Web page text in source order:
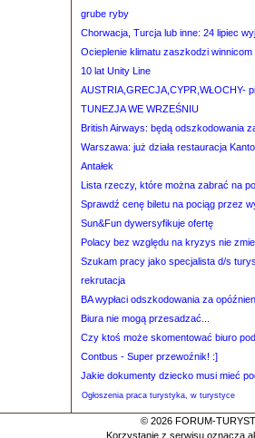
grube ryby
Chorwacja, Turcja lub inne: 24 lipiec
Ocieplenie klimatu zaszkodzi winnicom
10 lat Unity Line
AUSTRIA,GRECJA,CYPR,WŁOCHY-
TUNEZJA WE WRZEŚNIU
British Airways: będą odszkodowania
Warszawa: już działa restauracja
Antałek
Lista rzeczy, które można zabrać na
Sprawdź cenę biletu na pociąg przez
Sun&Fun dywersyfikuje ofertę
Polacy bez względu na kryzys nie
Szukam pracy jako specjalista d/s
rekrutacja
BA wypłaci odszkodowania za
Biura nie mogą przesadzać...
Czy ktoś może skomentować biuro
Contbus - Super przewoźnik! :]
Jakie dokumenty dziecko musi mieć
Ogłoszenia praca turystyka, w turystyce
© 2026 FORUM-
Korzystanie z serwisu oznacza